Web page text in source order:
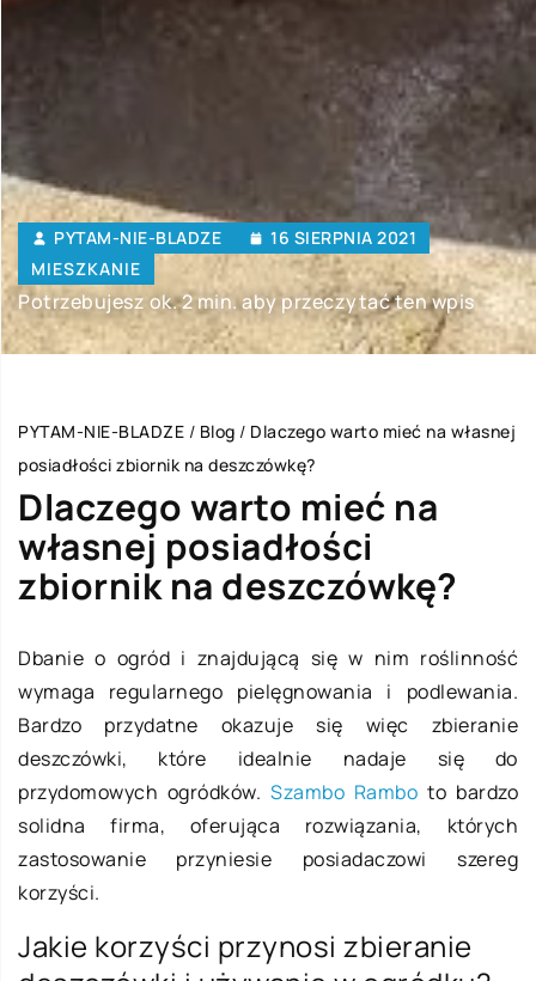
PYTAM-NIE-BLADZE
16 SIERPNIA 2021
MIESZKANIE
Potrzebujesz ok. 2 min. aby przeczytać ten wpis
PYTAM-NIE-BLADZE / Blog / Dlaczego warto mieć na własnej
posiadłości zbiornik na deszczówkę?
Dlaczego warto mieć na
własnej posiadłości
zbiornik na deszczówkę?
Dbanie o ogród i znajdującą się w nim roślinność
wymaga regularnego pielęgnowania i podlewania.
Bardzo przydatne okazuje się więc zbieranie
deszczówki, które idealnie nadaje się do
przydomowych ogródków.Szambo Rambo to bardzo
solidna firma, oferująca rozwiązania, których
zastosowanie przyniesie posiadaczowi szereg
korzyści.
Jakie korzyści przynosi zbieranie